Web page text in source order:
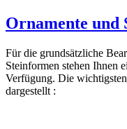
Ornamente und
Für die grundsätzliche
Steinformen stehen Ihnen
Verfügung. Die
dargestellt :